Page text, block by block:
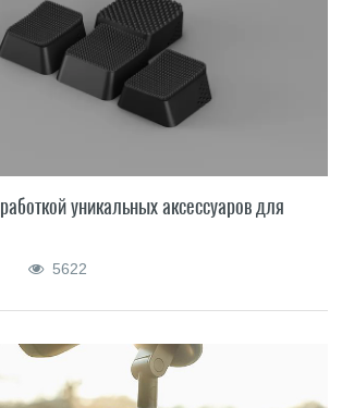
уникальных аксессуаров для
5622